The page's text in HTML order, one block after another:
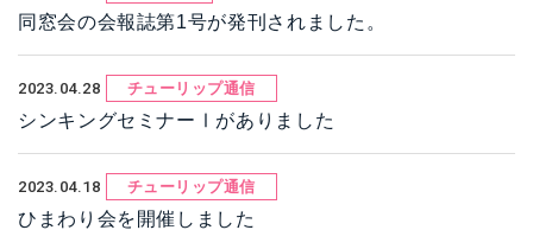
同窓会の会報誌第1号が発刊されました。
2023.04.28 チューリップ通信
シンキングセミナーⅠがありました
2023.04.18 チューリップ通信
ひまわり会を開催しました